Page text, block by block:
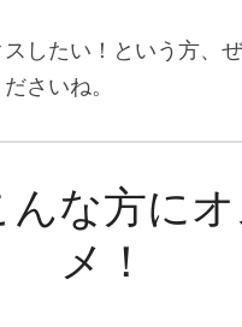
したい！という方、
さいね。
んな方に
メ！